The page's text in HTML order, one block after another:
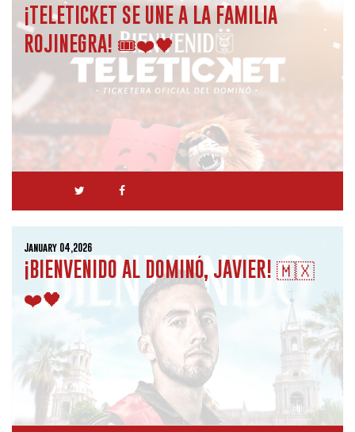
¡TELETICKET SE UNE A LA FAMILIA
ROJINEGRA! 🎟️❤️🖤
January 04,2026
¡BIENVENIDO AL DOMINÓ, JAVIER! 🇲🇽
❤️🖤